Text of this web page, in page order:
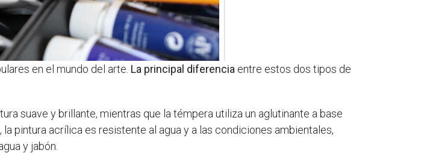
en el mundo del arte. La principal diferencia entre estos dos tipos de
suave y brillante, mientras que la témpera utiliza un aglutinante a base
la pintura acrílica es resistente al agua y a las condiciones ambientales,
y jabón.